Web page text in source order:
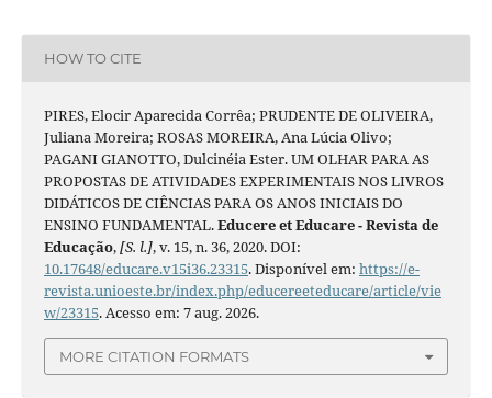
HOW TO CITE
PIRES, Elocir Aparecida Corrêa; PRUDENTE DE OLIVEIRA,
Juliana Moreira; ROSAS MOREIRA, Ana Lúcia Olivo;
PAGANI GIANOTTO, Dulcinéia Ester. UM OLHAR PARA AS
PROPOSTAS DE ATIVIDADES EXPERIMENTAIS NOS LIVROS
DIDÁTICOS DE CIÊNCIAS PARA OS ANOS INICIAIS DO
ENSINO FUNDAMENTAL.Educere et Educare - Revista de
Educação,[S. l.], v. 15, n. 36, 2020. DOI:
10.17648/educare.v15i36.23315. Disponível em: https://e-
revista.unioeste.br/index.php/educereeteducare/article/vie
w/23315. Acesso em: 7 aug. 2026.
MORE CITATION FORMATS